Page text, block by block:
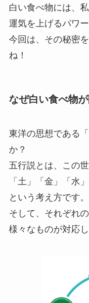
白い食べ物には、
運気を上げるパワ
今回は、その秘密
ね！
なぜ白い食べ物
東洋の思想である
か？
五行説とは、この
「土」「金」「水
という考え方です。
そして、それぞれ
様々なものが対応し